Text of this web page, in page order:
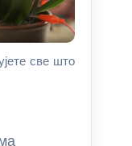
све што